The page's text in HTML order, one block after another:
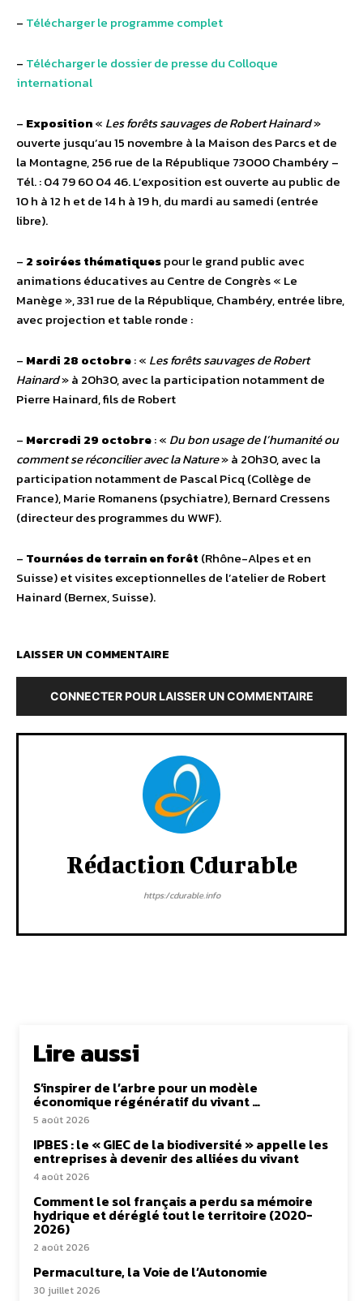
– Télécharger le programme complet
– Télécharger le dossier de presse du Colloque
international
– Exposition« Les forêts sauvages de Robert Hainard»
ouverte jusqu’au 15 novembre à la Maison des Parcs et de
la Montagne, 256 rue de la République 73000 Chambéry –
Tél. : 04 79 60 04 46. L’exposition est ouverte au public de
10 h à 12 h et de 14 h à 19 h, du mardi au samedi (entrée
libre).
– 2 soirées thématiquespour le grand public avec
animations éducatives au Centre de Congrès « Le
Manège », 331 rue de la République, Chambéry, entrée libre,
avec projection et table ronde :
– Mardi 28 octobre: « Les forêts sauvages de Robert
Hainard» à 20h30, avec la participation notamment de
Pierre Hainard, fils de Robert
– Mercredi 29 octobre: « Du bon usage de l’humanité ou
comment se réconcilier avec la Nature» à 20h30, avec la
participation notamment de Pascal Picq (Collège de
France), Marie Romanens (psychiatre), Bernard Cressens
(directeur des programmes du WWF).
– Tournées de terrain en forêt (Rhône-Alpes et en
Suisse) et visites exceptionnelles de l’atelier de Robert
Hainard (Bernex, Suisse).
LAISSER UN COMMENTAIRE
CONNECTER POUR LAISSER UN COMMENTAIRE
Rédaction Cdurable
https:/cdurable.info
Lire aussi
S’inspirer de l’arbre pour un modèle
économique régénératif du vivant …
5 août 2026
IPBES : le « GIEC de la biodiversité » appelle les
entreprises à devenir des alliées du vivant
4 août 2026
Comment le sol français a perdu sa mémoire
hydrique et déréglé tout le territoire (2020-
2026)
2 août 2026
Permaculture, la Voie de l’Autonomie
30 juillet 2026